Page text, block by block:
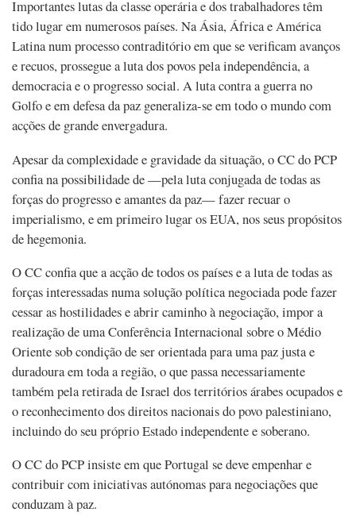
Importantes lutas da classe operária e dos trabalhadores têm
tido lugar em numerosos países. Na Ásia, África e América
Latina num processo contraditório em que se verificam avanços
e recuos, prossegue a luta dos povos pela independência, a
democracia e o progresso social. A luta contra a guerra no
Golfo e em defesa da paz generaliza-se em todo o mundo com
acções de grande envergadura.
Apesar da complexidade e gravidade da situação, o CC do PCP
confia na possibilidade de —pela luta conjugada de todas as
forças do progresso e amantes da paz— fazer recuar o
imperialismo, e em primeiro lugar os EUA, nos seus propósitos
de hegemonia.
O CC confia que a acção de todos os países e a luta de todas as
forças interessadas numa solução política negociada pode fazer
cessar as hostilidades e abrir caminho à negociação, impor a
realização de uma Conferência Internacional sobre o Médio
Oriente sob condição de ser orientada para uma paz justa e
duradoura em toda a região, o que passa necessariamente
também pela retirada de Israel dos territórios árabes ocupados e
o reconhecimento dos direitos nacionais do povo palestiniano,
incluindo do seu próprio Estado independente e soberano.
O CC do PCP insiste em que Portugal se deve empenhar e
contribuir com iniciativas autónomas para negociações que
conduzam à paz.